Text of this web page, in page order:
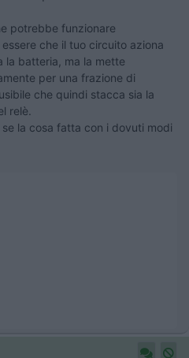
potrebbe funzionare
che il tuo circuito aziona
la batteria, ma la mette
per una frazione di
che quindi stacca sia la
relè.
la cosa fatta con i dovuti modi